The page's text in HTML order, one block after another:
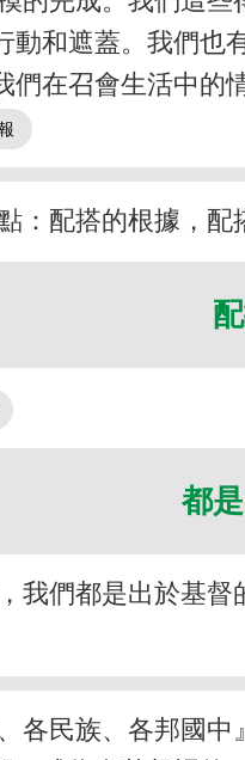
和遮蓋。我們也
在召會生活中
：配搭的根據，
都
我們都是出於基
各民族、各邦國